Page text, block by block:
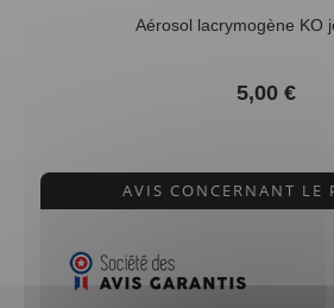
Aérosol lacrymogène KO
5,00 €
AVIS CONCERNANT LE